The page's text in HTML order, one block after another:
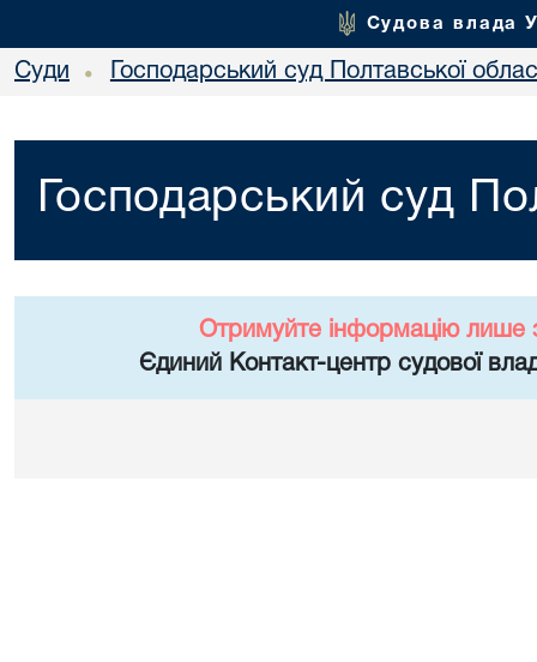
Судова влада
Суди • Господарський суд Полтавської
Господарський суд
Отримуйте інформацію лише
Єдиний Контакт-центр судової